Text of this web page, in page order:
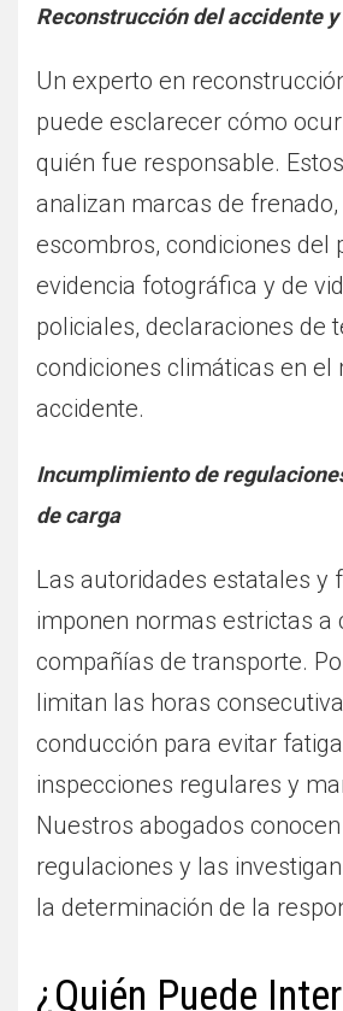
Reconstrucción del accidente
Un experto en
puede esclarecer cómo
quién fue responsable.
analizan marcas de
escombros, condiciones del
evidencia fotográfica y de
policiales, declaraciones de
condiciones climáticas en el
accidente.
Incumplimiento de
de carga
Las autoridades estatales y
imponen normas estrictas a
compañías de transporte.
limitan las horas
conducción para evitar
inspecciones regulares y
Nuestros abogados
regulaciones y las
la determinación de la
¿Quién Puede